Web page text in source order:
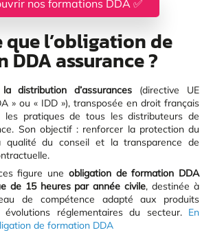
nos formations DDA ✅
que l’obligation de
assurance ?
distribution d’assurances (directive UE
» ou « IDD »), transposée en droit français
les pratiques de tous les distributeurs de
Son objectif : renforcer la protection du
qualité du conseil et la transparence de
figure une obligation de formation DDA
de 15 heures par année civile, destinée à
de compétence adapté aux produits
réglementaires du secteur. En
de formation DDA